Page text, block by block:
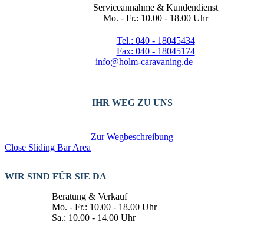
Serviceannahme & Kundendienst
Mo. - Fr.: 10.00 - 18.00 Uhr
Tel.: 040 - 18045434
Fax: 040 - 18045174
info@holm-caravaning.de
IHR WEG ZU UNS
Zur Wegbeschreibung
Close Sliding Bar Area
WIR SIND FÜR SIE DA
Beratung & Verkauf
Mo. - Fr.: 10.00 - 18.00 Uhr
Sa.: 10.00 - 14.00 Uhr